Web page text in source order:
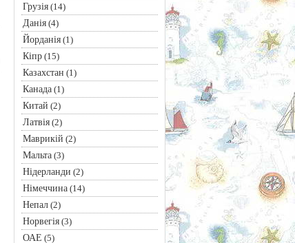
Грузія(14)
Данія(4)
Йорданія(1)
Кіпр(15)
Казахстан (1)
Канада(1)
Китай (2)
Латвія(2)
Маврикій (2)
Мальта(3)
Нідерланди (2)
Німеччина(14)
Непал(2)
Норвегія(3)
ОАЕ (5)